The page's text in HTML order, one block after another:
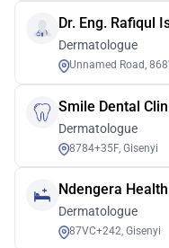
Dr. Eng. Rafiqul
Dermatologue
Unnamed Road,
Smile Dental
Dermatologue
8784+35F, Gisenyi
Ndengera
Dermatologue
87VC+242, Gisenyi